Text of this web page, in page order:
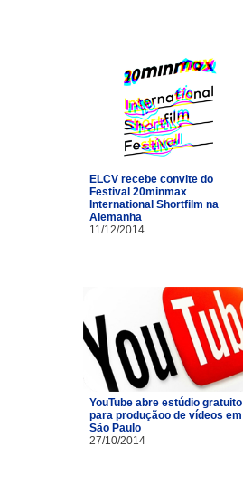
ELCV recebe convite do
Festival 20minmax
International Shortfilm na
Alemanha
11/12/2014
YouTube abre estúdio gratuito
para produçãoo de vídeos em
São Paulo
27/10/2014